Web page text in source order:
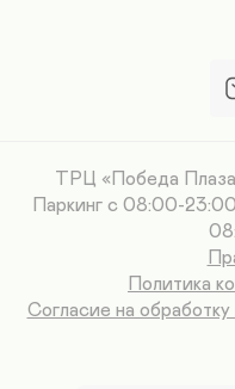
ТРЦ «Победа
Паркинг с 08:00-
Политика
Согласие на